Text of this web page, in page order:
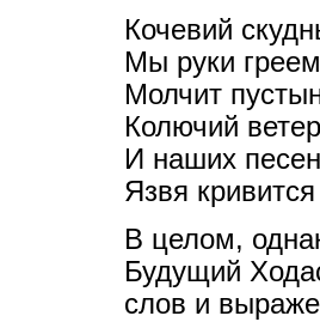
Кочевий
Мы руки
Молчит
Колючий
И наших
Язвя
В целом,
Будущий
слов и